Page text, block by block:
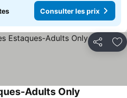
Consulter les prix
Partager
Adults Only